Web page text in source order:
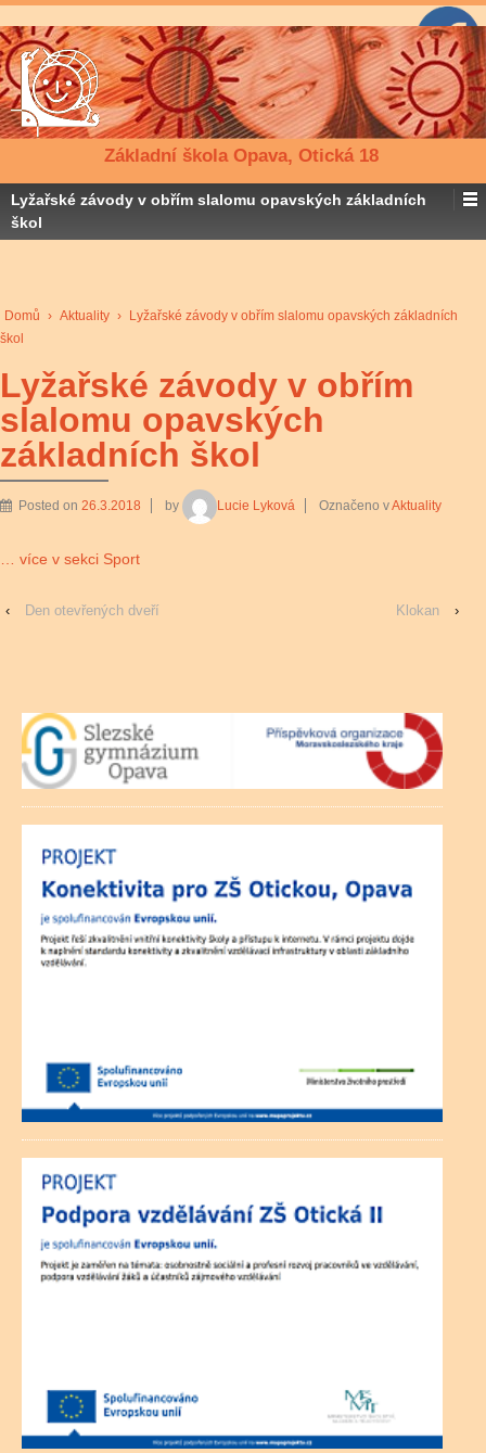
Základní škola Opava, Otická 18
Lyžařské závody v obřím slalomu opavských základních
škol
Domů › Aktuality ›
Lyžařské závody v obřím slalomu opavských základních
škol
Lyžařské závody v obřím
slalomu opavských
základních škol
Posted on 26.3.2018 by Lucie Lyková Označeno vAktuality
… více v sekci Sport
‹ Den otevřených dveří Klokan ›